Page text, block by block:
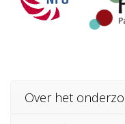
Over het